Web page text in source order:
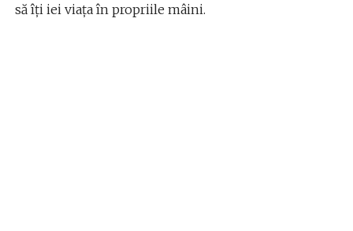
să îți iei viața în propriile mâini.